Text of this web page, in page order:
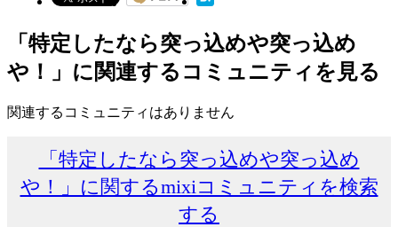
「特定したなら突っ込めや突っ込め
や！」に関連するコミュニティを見る
関連するコミュニティはありません
「特定したなら突っ込めや突っ込め
や！」に関するmixiコミュニティを検索
する